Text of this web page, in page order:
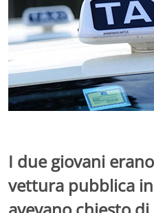
I due giovani
vettura pubblica